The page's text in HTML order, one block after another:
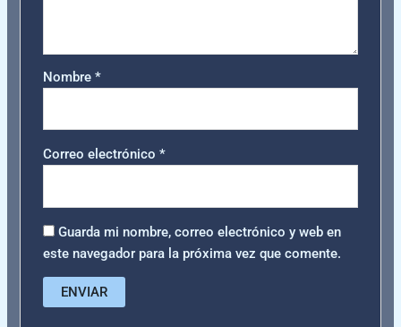
Nombre *
Correo electrónico *
Guarda mi nombre, correo electrónico y web en
este navegador para la próxima vez que comente.